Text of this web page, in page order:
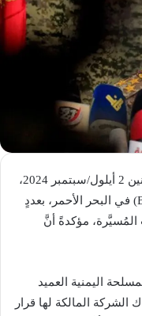
أعلنت القوات المسلحة اليمنية، اليوم الاثنين 2 أيلول/سبتمبر 2024،
عن استهداف السفينة (BLUE LAGOON I) في البحر الأحمر، بعددٍ
المُسيَّرة، مؤكدةً أنَّ
اليمنية العميد
المالكة لها قرار